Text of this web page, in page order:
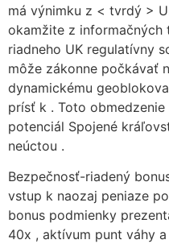
má výnimku z < tvrdý >
okamžite z informačných
riadneho UK regulatívny
môže zákonne počkávať
dynamickému
prísť k . Toto
potenciál Spojené
neúctou .
Bezpečnosť-riadený
vstup k naozaj peniaze
bonus podmienky
40x , aktívum punt váhy